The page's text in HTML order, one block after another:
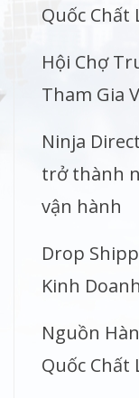
Quốc Chất
Hội Chợ
Tham Gia
Ninja
trở thành
vận hành
Drop
Kinh
Nguồn
Quốc Chất